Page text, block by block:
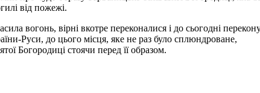
від пожежі.
вогонь, вірні вкотре переконалися і до сьогодні
Руси, до цього місця, яке не раз було сплюндроване,
Богородиці стоячи перед її образом.